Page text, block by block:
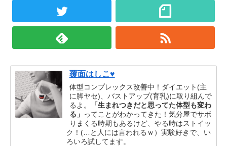
覆面はしこ♥
体型コンプレックス改善中！ダイエット(主
に脚ヤセ)、バストアップ(育乳)に取り組んで
るよ。
「生まれつきだと思ってた体型も変わ
る」 ってことがわかってきた！気分屋でサボ
りまくる時期もあるけど、やる時はストイッ
ク！(…と人には言われるｗ）実験好きで、い
ろいろ試してます。